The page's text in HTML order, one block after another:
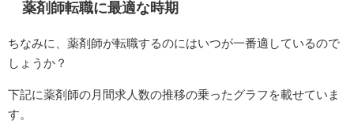
薬剤師転職に最適な時期
ちなみに、薬剤師が転職するのにはいつが一番適しているので
しょうか？
下記に薬剤師の月間求人数の推移の乗ったグラフを載せていま
す。